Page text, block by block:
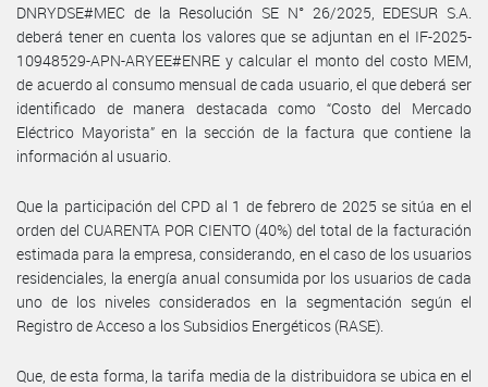
DNRYDSE#MEC de la Resolución SE N° 26/2025, EDESUR S.A.
deberá tener en cuenta los valores que se adjuntan en el IF-2025-
10948529-APN-ARYEE#ENRE y calcular el monto del costo MEM,
de acuerdo al consumo mensual de cada usuario, el que deberá ser
identificado de manera destacada como “Costo del Mercado
Eléctrico Mayorista” en la sección de la factura que contiene la
información al usuario.
Que la participación del CPD al 1 de febrero de 2025 se sitúa en el
orden del CUARENTA POR CIENTO (40%) del total de la facturación
estimada para la empresa, considerando, en el caso de los usuarios
residenciales, la energía anual consumida por los usuarios de cada
uno de los niveles considerados en la segmentación según el
Registro de Acceso a los Subsidios Energéticos (RASE).
Que, de esta forma, la tarifa media de la distribuidora se ubica en el